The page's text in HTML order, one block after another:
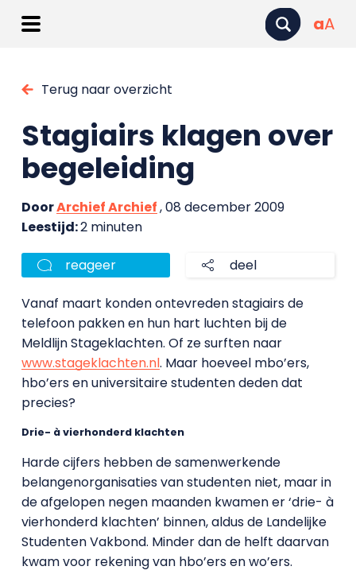
aA
Terug naar overzicht
Stagiairs klagen over
begeleiding
DoorArchief Archief, 08 december 2009
Leestijd:2 minuten
reageer deel
Vanaf maart konden ontevreden stagiairs de
telefoon pakken en hun hart luchten bij de
Meldlijn Stageklachten. Of ze surften naar
www.stageklachten.nl. Maar hoeveel mbo’ers,
hbo’ers en universitaire studenten deden dat
precies?
Drie- à vierhonderd klachten
Harde cijfers hebben de samenwerkende
belangenorganisaties van studenten niet, maar in
de afgelopen negen maanden kwamen er ‘drie- à
vierhonderd klachten’ binnen, aldus de Landelijke
Studenten Vakbond. Minder dan de helft daarvan
kwam voor rekening van hbo’ers en wo’ers.